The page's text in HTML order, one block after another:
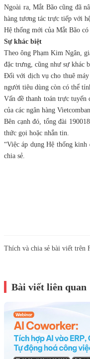
Ngoài ra, Mắt Bão cũng đã
hàng tương tác trực tiếp với
Hệ thống mới của Mắt Bão
Sự khác biệt
Theo ông Phạm Kim Ngân,
đặc trưng, cũng như sự khác
Đối với dịch vụ cho thuê máy
người tiêu dùng còn có thể
Vấn đề thanh toán trực tuyến
của các ngân hàng
Bên cạnh đó, tổng đài
thức gọi hoặc nhắn tin.
“Việc áp dụng Hệ thống
chia sẻ.
Thích và chia sẻ bài viết trên
Bài viết liên quan